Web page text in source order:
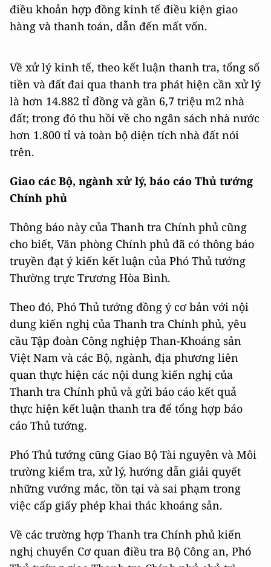
điều khoản hợp đồng kinh tế điều kiện giao
hàng và thanh toán, dẫn đến mất vốn.
Về xử lý kinh tế, theo kết luận thanh tra, tổng số
tiền và đất đai qua thanh tra phát hiện cần xử lý
là hơn 14.882 tỉ đồng và gần 6,7 triệu m2 nhà
đất; trong đó thu hồi về cho ngân sách nhà nước
hơn 1.800 tỉ và toàn bộ diện tích nhà đất nói
trên.
Giao các Bộ, ngành xử lý, báo cáo Thủ tướng
Chính phủ
Thông báo này của Thanh tra Chính phủ cũng
cho biết, Văn phòng Chính phủ đã có thông báo
truyền đạt ý kiến kết luận của Phó Thủ tướng
Thường trực Trương Hòa Bình.
Theo đó, Phó Thủ tướng đồng ý cơ bản với nội
dung kiến nghị của Thanh tra Chính phủ, yêu
cầu Tập đoàn Công nghiệp Than-Khoáng sản
Việt Nam và các Bộ, ngành, địa phương liên
quan thực hiện các nội dung kiến nghị của
Thanh tra Chính phủ và gửi báo cáo kết quả
thực hiện kết luận thanh tra để tổng hợp báo
cáo Thủ tướng.
Phó Thủ tướng cũng Giao Bộ Tài nguyên và Môi
trường kiểm tra, xử lý, hướng dẫn giải quyết
những vướng mắc, tồn tại và sai phạm trong
việc cấp giấy phép khai thác khoáng sản.
Về các trường hợp Thanh tra Chính phủ kiến
nghị chuyển Cơ quan điều tra Bộ Công an, Phó